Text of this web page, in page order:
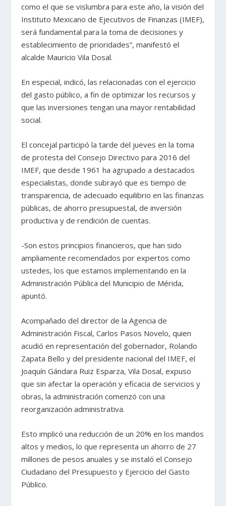
como el que se vislumbra para este año, la visión del
Instituto Mexicano de Ejecutivos de Finanzas (IMEF),
será fundamental para la toma de decisiones y
establecimiento de prioridades”, manifestó el
alcalde Mauricio Vila Dosal.
En especial, indicó, las relacionadas con el ejercicio
del gasto público, a fin de optimizar los recursos y
que las inversiones tengan una mayor rentabilidad
social.
El concejal participó la tarde del jueves en la toma
de protesta del Consejo Directivo para 2016 del
IMEF, que desde 1961 ha agrupado a destacados
especialistas, donde subrayó que es tiempo de
transparencia, de adecuado equilibrio en las finanzas
públicas, de ahorro presupuestal, de inversión
productiva y de rendición de cuentas.
-Son estos principios financieros, que han sido
ampliamente recomendados por expertos como
ustedes, los que estamos implementando en la
Administración Pública del Municipio de Mérida,
apuntó.
Acompañado del director de la Agencia de
Administración Fiscal, Carlos Pasos Novelo, quien
acudió en representación del gobernador, Rolando
Zapata Bello y del presidente nacional del IMEF, el
Joaquín Gándara Ruiz Esparza, Vila Dosal, expuso
que sin afectar la operación y eficacia de servicios y
obras, la administración comenzó con una
reorganización administrativa.
Esto implicó una reducción de un 20% en los mandos
altos y medios, lo que representa un ahorro de 27
millones de pesos anuales y se instaló el Consejo
Ciudadano del Presupuesto y Ejercicio del Gasto
Público.